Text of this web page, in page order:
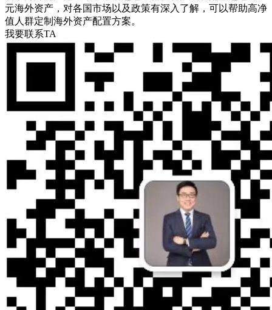
元海外资产，对各国市场以及政策有深入了解，可以帮助高净
值人群定制海外资产配置方案。
我要联系TA